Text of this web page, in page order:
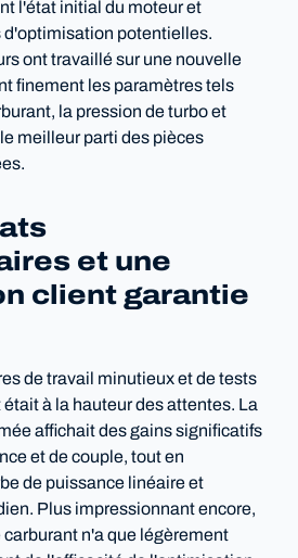
l'état initial du moteur et
d'optimisation potentielles.
ont travaillé sur une nouvelle
finement les paramètres tels
la pression de turbo et
meilleur parti des pièces
et une
client garantie
de travail minutieux et de tests
à la hauteur des attentes. La
affichait des gains significatifs
et de couple, tout en
de puissance linéaire et
Plus impressionnant encore,
n'a que légèrement